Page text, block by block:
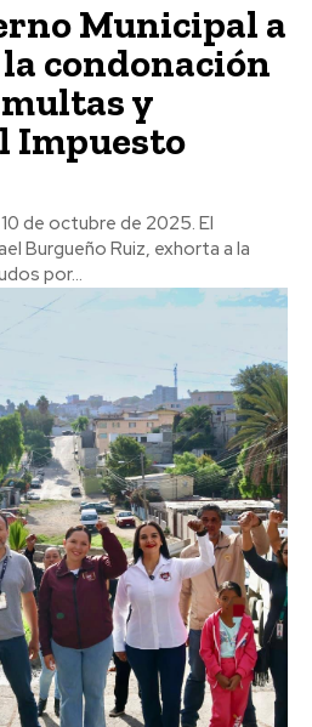
Municipal a
condonación
multas y
Impuesto
de octubre de 2025. El
Burgueño Ruiz, exhorta a la
por...